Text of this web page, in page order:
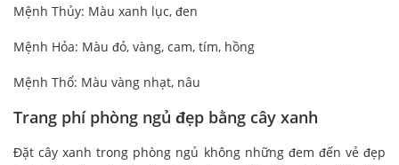
Mệnh Thủy: Màu xanh lục, đen
Mệnh Hỏa: Màu đỏ, vàng, cam, tím, hồng
Mệnh Thổ: Màu vàng nhạt, nâu
Trang phí phòng ngủ đẹp bằng cây xanh
Đặt cây xanh trong phòng ngủ không những đem đến vẻ đẹp